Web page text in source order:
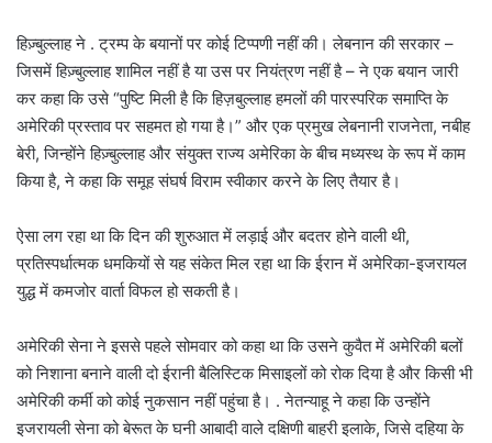
हिज़्बुल्लाह ने . ट्रम्प के बयानों पर कोई टिप्पणी नहीं की। लेबनान की सरकार –
जिसमें हिज़्बुल्लाह शामिल नहीं है या उस पर नियंत्रण नहीं है – ने एक बयान जारी
कर कहा कि उसे “पुष्टि मिली है कि हिज़बुल्लाह हमलों की पारस्परिक समाप्ति के
अमेरिकी प्रस्ताव पर सहमत हो गया है।” और एक प्रमुख लेबनानी राजनेता, नबीह
बेरी, जिन्होंने हिज़्बुल्लाह और संयुक्त राज्य अमेरिका के बीच मध्यस्थ के रूप में काम
किया है, ने कहा कि समूह संघर्ष विराम स्वीकार करने के लिए तैयार है।
ऐसा लग रहा था कि दिन की शुरुआत में लड़ाई और बदतर होने वाली थी,
प्रतिस्पर्धात्मक धमकियों से यह संकेत मिल रहा था कि ईरान में अमेरिका-इजरायल
युद्ध में कमजोर वार्ता विफल हो सकती है।
अमेरिकी सेना ने इससे पहले सोमवार को कहा था कि उसने कुवैत में अमेरिकी बलों
को निशाना बनाने वाली दो ईरानी बैलिस्टिक मिसाइलों को रोक दिया है और किसी भी
अमेरिकी कर्मी को कोई नुकसान नहीं पहुंचा है। . नेतन्याहू ने कहा कि उन्होंने
इजरायली सेना को बेरूत के घनी आबादी वाले दक्षिणी बाहरी इलाके, जिसे दहिया के